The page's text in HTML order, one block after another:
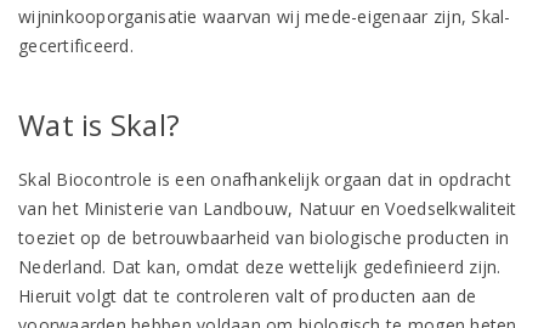
wijninkooporganisatie waarvan wij mede-eigenaar zijn, Skal-
gecertificeerd.
Wat is Skal?
Skal Biocontrole is een onafhankelijk orgaan dat in opdracht
van het Ministerie van Landbouw, Natuur en Voedselkwaliteit
toeziet op de betrouwbaarheid van biologische producten in
Nederland. Dat kan, omdat deze wettelijk gedefinieerd zijn.
Hieruit volgt dat te controleren valt of producten aan de